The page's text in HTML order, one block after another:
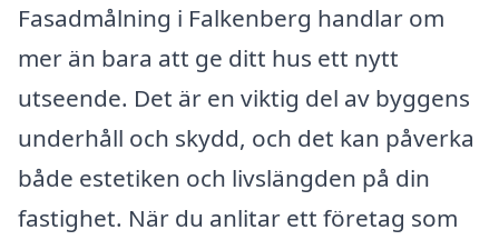
Fasadmålning i Falkenberg handlar om
mer än bara att ge ditt hus ett nytt
utseende. Det är en viktig del av byggens
underhåll och skydd, och det kan påverka
både estetiken och livslängden på din
fastighet. När du anlitar ett företag som